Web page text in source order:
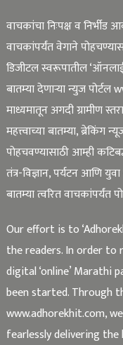
वाचकांचा निःपक्ष व
वाचकांपर्यंत वेगाने
डिजीटल स्वरूपातील
बातम्या देणाऱ्या न्युज
माध्यमातून अगदी ग्रामीण
महत्त्वाच्या बातम्या, ब्रेकिंग
पोहचवण्यासाठी आम्ही
तंत्र-विज्ञान, पर्यटन आणि
बातम्या त्वरित वाचकांपर्यंत
Our effort is to
the readers. In order to
digital ‘online’ Marathi
been started. Through
www.adhorekhit.com,
fearlessly delivering